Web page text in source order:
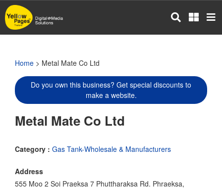
Skip
to
main
Home > Metal Mate Co Ltd
Do you own this business? Get special discounts to
make a website.
Metal Mate Co Ltd
Category : Gas Tank-Wholesale & Manufacturers
Address
555 Moo 2 Soi Praeksa 7 Phuttharaksa Rd. Phraeksa,